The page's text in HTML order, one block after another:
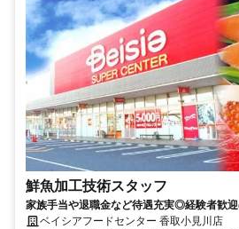
鮮魚加工技術スタッフ
家族手当や退職金など待遇充実◎経験者歓
タッフ（店舗専任社員）求人
ベイシアフードセンター 香取小見川店